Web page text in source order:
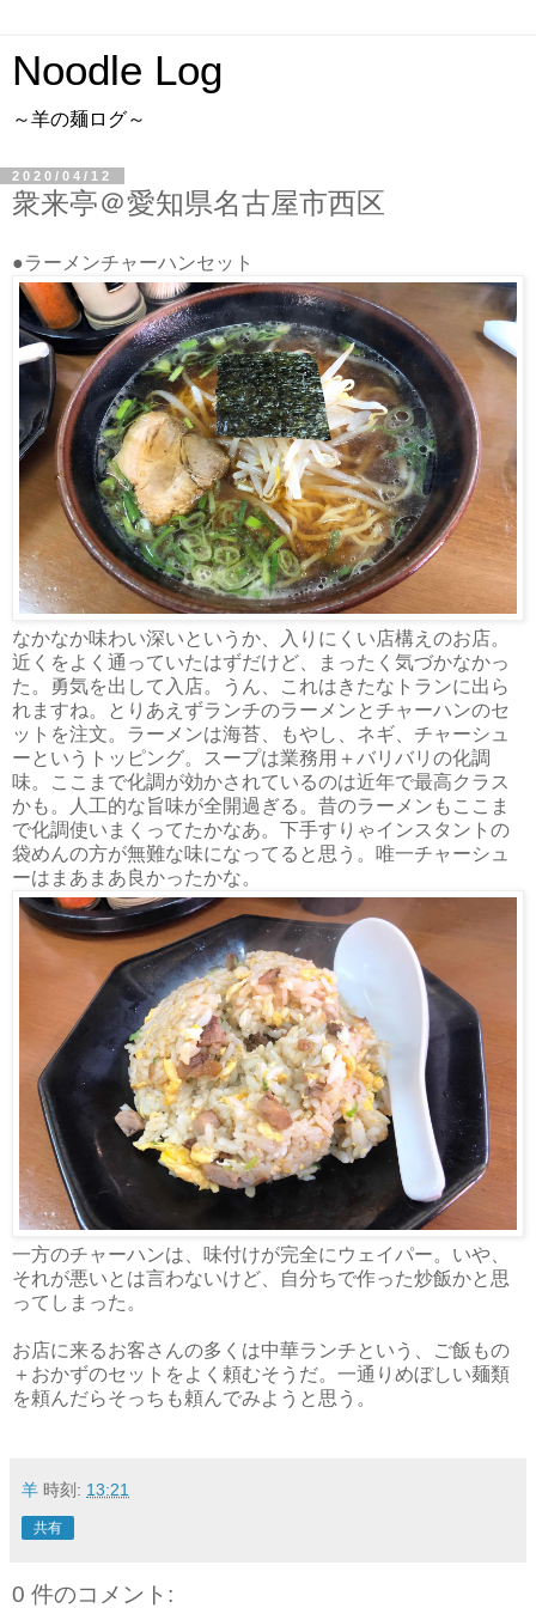
Noodle Log
～羊の麺ログ～
2020/04/12
衆来亭＠愛知県名古屋市西区
●ラーメンチャーハンセット
なかなか味わい深いというか、入りにくい店構えのお店。
近くをよく通っていたはずだけど、まったく気づかなかっ
た。勇気を出して入店。うん、これはきたなトランに出ら
れますね。とりあえずランチのラーメンとチャーハンのセ
ットを注文。ラーメンは海苔、もやし、ネギ、チャーシュ
ーというトッピング。スープは業務用＋バリバリの化調
味。ここまで化調が効かされているのは近年で最高クラス
かも。人工的な旨味が全開過ぎる。昔のラーメンもここま
で化調使いまくってたかなあ。下手すりゃインスタントの
袋めんの方が無難な味になってると思う。唯一チャーシュ
ーはまあまあ良かったかな。
一方のチャーハンは、味付けが完全にウェイパー。いや、
それが悪いとは言わないけど、自分ちで作った炒飯かと思
ってしまった。
お店に来るお客さんの多くは中華ランチという、ご飯もの
＋おかずのセットをよく頼むそうだ。一通りめぼしい麺類
を頼んだらそっちも頼んでみようと思う。
羊 時刻: 13:21
共有
0 件のコメント: